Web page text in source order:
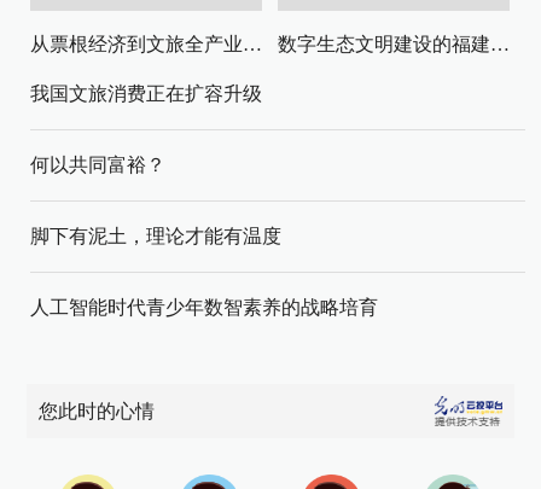
从票根经济到文旅全产业链升级 数字生态文明建设的福建路径与启示
我国文旅消费正在扩容升级
何以共同富裕？
脚下有泥土，理论才能有温度
人工智能时代青少年数智素养的战略培育
您此时的心情